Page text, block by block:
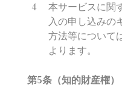
本サービスに関
入の申し込みの
方法等について
よります。
第5条（知的財産権）